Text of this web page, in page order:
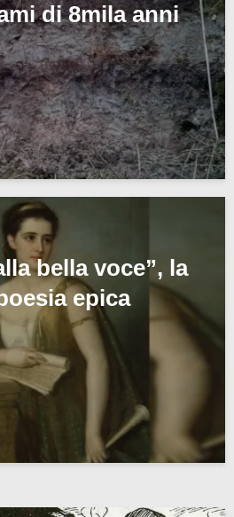
di 8mila anni
bella voce”, la
epica